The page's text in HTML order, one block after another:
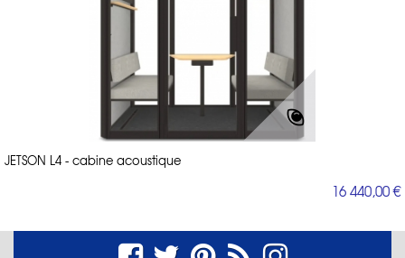
JETSON L4 - cabine acoustique
16 440,00 €